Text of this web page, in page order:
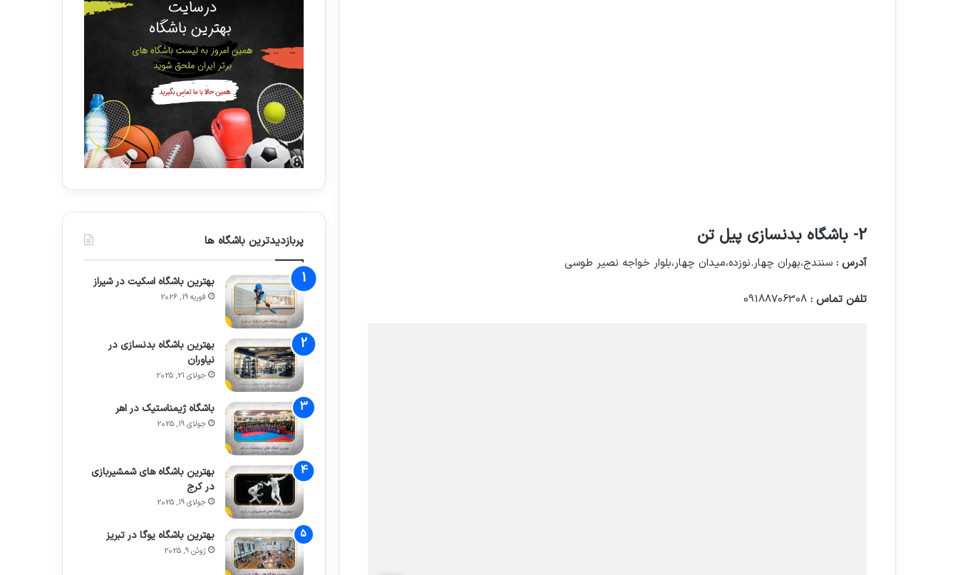
2- باشگاه بدنسازی پیل تن
آدرس : سنندج،بهران چهار.نوزده،میدان چهار،بلوار خواجه نصیر طوسی
تلفن تماس :
پربازدیدترین باشگاه ها
بهترین باشگاه اسکیت در شیراز
فوریه 19, 2026
بهترین باشگاه بدنسازی در
نیاوران
جولای 21, 2025
باشگاه ژیمناستیک در اهر
جولای 19, 2025
بهترین باشگاه های شمشیربازی
در کرج
جولای 19, 2025
بهترین باشگاه یوگا در تبریز
ژوئن 9, 2025